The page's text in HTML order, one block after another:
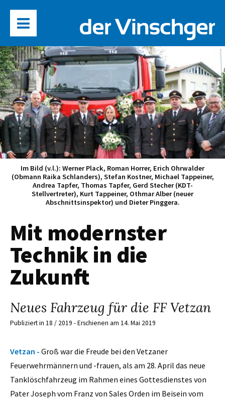
Im Bild (v.l.): Werner Plack, Roman Horrer, Erich Ohrwalder
(Obmann Raika Schlanders), Stefan Kostner, Michael Tappeiner,
Andrea Tapfer, Thomas Tapfer, Gerd Stecher (KDT-
Stellvertreter), Kurt Tappeiner, Othmar Alber (neuer
Abschnittsinspektor) und Dieter Pinggera.
Mit modernster
Technik in die
Zukunft
Neues Fahrzeug für die FF Vetzan
Publiziert in 18 / 2019 - Erschienen am 14. Mai 2019
Vetzan - Groß war die Freude bei den Vetzaner
Feuerwehrmännern und -frauen, als am 28. April das neue
Tanklöschfahrzeug im Rahmen eines Gottesdienstes von
Pater Joseph vom Franz von Sales Orden im Beisein vom